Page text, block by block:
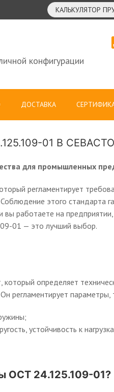
КАЛЬКУЛЯТОР
конфигурации
ДОСТАВКА
01 В
для промышленных
регламентирует
этого стандарта
вы работаете на
01 — это лучший выбор.
определяет
регламентирует параметры,
устойчивость к
ОСТ 24.125.109-01?